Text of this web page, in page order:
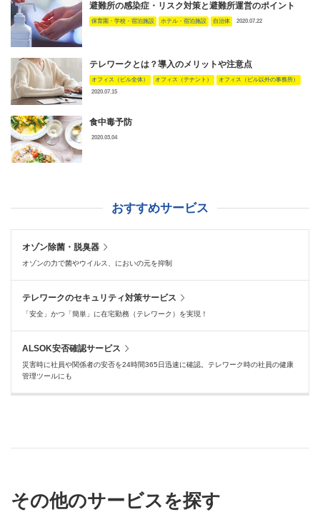
避難所の感染症・リスク対策と避難所運営のポイント
保育園・学校・宿泊施設 ホテル・宿泊施設 自治体 2020.07.22
テレワークとは？導入のメリットや注意点
オフィス（ビル全体） オフィス（テナント）
オフィス（ビル以外の事務所）
2020.07.15
食中毒予防
2020.03.04
おすすめサービス
オゾン除菌・脱臭器
オゾンの力で菌やウイルス、においの元を抑制
テレワークのセキュリティ対策サービス
「安全」かつ「簡単」に在宅勤務（テレワーク）を実現！
ALSOK安否確認サービス
災害時に社員や関係者の安否を24時間365日迅速に確認。テレワーク時の社員の健康
管理ツールにも
その他のサービスを探す